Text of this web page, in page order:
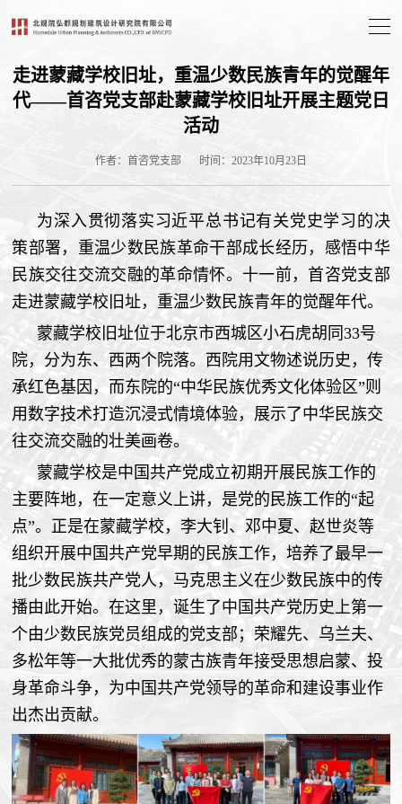
走进蒙藏学校旧址，重温少数民族青年的觉醒年
代——首咨党支部赴蒙藏学校旧址开展主题党日
活动
作者：首咨党支部 时间：2023年10月23日
为深入贯彻落实习近平总书记有关党史学习的决
策部署，重温少数民族革命干部成长经历，感悟中华
民族交往交流交融的革命情怀。十一前，首咨党支部
走进蒙藏学校旧址，重温少数民族青年的觉醒年代。
蒙藏学校旧址位于北京市西城区小石虎胡同33号
院，分为东、西两个院落。西院用文物述说历史，传
承红色基因，而东院的“中华民族优秀文化体验区”则
用数字技术打造沉浸式情境体验，展示了中华民族交
往交流交融的壮美画卷。
蒙藏学校是中国共产党成立初期开展民族工作的
主要阵地，在一定意义上讲，是党的民族工作的“起
点”。正是在蒙藏学校，李大钊、邓中夏、赵世炎等
组织开展中国共产党早期的民族工作，培养了最早一
批少数民族共产党人，马克思主义在少数民族中的传
播由此开始。在这里，诞生了中国共产党历史上第一
个由少数民族党员组成的党支部；荣耀先、乌兰夫、
多松年等一大批优秀的蒙古族青年接受思想启蒙、投
身革命斗争，为中国共产党领导的革命和建设事业作
出杰出贡献。